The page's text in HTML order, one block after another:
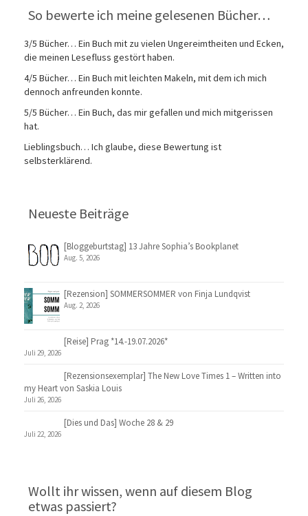
So bewerte ich meine gelesenen Bücher…
3/5 Bücher… Ein Buch mit zu vielen Ungereimtheiten und Ecken,
die meinen Lesefluss gestört haben.
4/5 Bücher… Ein Buch mit leichten Makeln, mit dem ich mich
dennoch anfreunden konnte.
5/5 Bücher… Ein Buch, das mir gefallen und mich mitgerissen
hat.
Lieblingsbuch… Ich glaube, diese Bewertung ist
selbsterklärend.
Neueste Beiträge
[Bloggeburtstag] 13 Jahre Sophia’s Bookplanet
Aug. 5, 2026
[Rezension] SOMMERSOMMER von Finja Lundqvist
Aug. 2, 2026
[Reise] Prag *14.-19.07.2026*
Juli 29, 2026
[Rezensionsexemplar] The New Love Times 1 – Written into
my Heart von Saskia Louis
Juli 26, 2026
[Dies und Das] Woche 28 & 29
Juli 22, 2026
Wollt ihr wissen, wenn auf diesem Blog
etwas passiert?